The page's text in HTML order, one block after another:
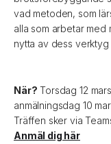
vad metoden, som
alla som arbetar med
nytta av dess verktyg
När? Torsdag 12
anmälningsdag 10
Träffen sker via
Anmäl dig här